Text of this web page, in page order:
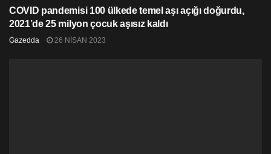
COVID pandemisi 100 ülkede temel aşı açığı doğurdu,
2021’de 25 milyon çocuk aşısız kaldı
Gazedda 26 NISAN 2023